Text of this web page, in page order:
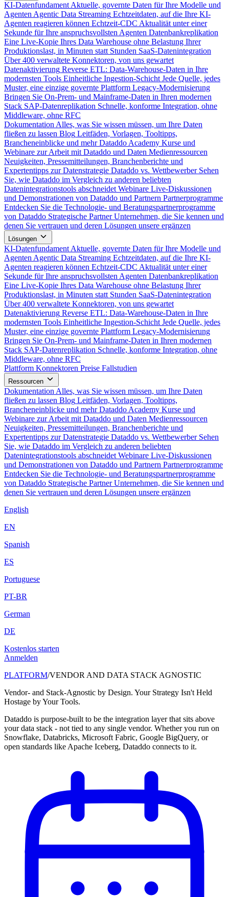
KI-Datenfundament Aktuelle, governte Daten für Ihre Modelle und
Agenten Agentic Data Streaming Echtzeitdaten, auf die Ihre KI-
Agenten reagieren können Echtzeit-CDC Aktualität unter einer
Sekunde für Ihre anspruchsvollsten Agenten Datenbankreplikation
Eine Live-Kopie Ihres Data Warehouse ohne Belastung Ihrer
Produktionslast, in Minuten statt Stunden SaaS-Datenintegration
Über 400 verwaltete Konnektoren, von uns gewartet
Datenaktivierung Reverse ETL: Data-Warehouse-Daten in Ihre
modernsten Tools Einheitliche Ingestion-Schicht Jede Quelle, jedes
Muster, eine einzige governte Plattform Legacy-Modernisierung
Bringen Sie On-Prem- und Mainframe-Daten in Ihren modernen
Stack SAP-Datenreplikation Schnelle, konforme Integration, ohne
Middleware, ohne RFC
Dokumentation Alles, was Sie wissen müssen, um Ihre Daten
fließen zu lassen Blog Leitfäden, Vorlagen, Tooltipps,
Brancheneinblicke und mehr Dataddo Academy Kurse und
Webinare zur Arbeit mit Dataddo und Daten Medienressourcen
Neuigkeiten, Pressemitteilungen, Branchenberichte und
Expertentipps zur Datenstrategie Dataddo vs. Wettbewerber Sehen
Sie, wie Dataddo im Vergleich zu anderen beliebten
Datenintegrationstools abschneidet Webinare Live-Diskussionen
und Demonstrationen von Dataddo und Partnern Partnerprogramme
Entdecken Sie die Technologie- und Beratungspartnerprogramme
von Dataddo Strategische Partner Unternehmen, die Sie kennen und
denen Sie vertrauen und deren Lösungen unsere ergänzen
Lösungen
KI-Datenfundament Aktuelle, governte Daten für Ihre Modelle und
Agenten Agentic Data Streaming Echtzeitdaten, auf die Ihre KI-
Agenten reagieren können Echtzeit-CDC Aktualität unter einer
Sekunde für Ihre anspruchsvollsten Agenten Datenbankreplikation
Eine Live-Kopie Ihres Data Warehouse ohne Belastung Ihrer
Produktionslast, in Minuten statt Stunden SaaS-Datenintegration
Über 400 verwaltete Konnektoren, von uns gewartet
Datenaktivierung Reverse ETL: Data-Warehouse-Daten in Ihre
modernsten Tools Einheitliche Ingestion-Schicht Jede Quelle, jedes
Muster, eine einzige governte Plattform Legacy-Modernisierung
Bringen Sie On-Prem- und Mainframe-Daten in Ihren modernen
Stack SAP-Datenreplikation Schnelle, konforme Integration, ohne
Middleware, ohne RFC
Plattform Konnektoren Preise Fallstudien
Ressourcen
Dokumentation Alles, was Sie wissen müssen, um Ihre Daten
fließen zu lassen Blog Leitfäden, Vorlagen, Tooltipps,
Brancheneinblicke und mehr Dataddo Academy Kurse und
Webinare zur Arbeit mit Dataddo und Daten Medienressourcen
Neuigkeiten, Pressemitteilungen, Branchenberichte und
Expertentipps zur Datenstrategie Dataddo vs. Wettbewerber Sehen
Sie, wie Dataddo im Vergleich zu anderen beliebten
Datenintegrationstools abschneidet Webinare Live-Diskussionen
und Demonstrationen von Dataddo und Partnern Partnerprogramme
Entdecken Sie die Technologie- und Beratungspartnerprogramme
von Dataddo Strategische Partner Unternehmen, die Sie kennen und
denen Sie vertrauen und deren Lösungen unsere ergänzen
English
EN
Spanish
ES
Portuguese
PT-BR
German
DE
Kostenlos starten
Anmelden
PLATFORM/VENDOR AND DATA STACK AGNOSTIC
Vendor- and Stack-Agnostic by Design. Your Strategy Isn't Held
Hostage by Your Tools.
Dataddo is purpose-built to be the integration layer that sits above
your data stack - not tied to any single vendor. Whether you run on
Snowflake, Databricks, Microsoft Fabric, Google BigQuery, or
open standards like Apache Iceberg, Dataddo connects to it.